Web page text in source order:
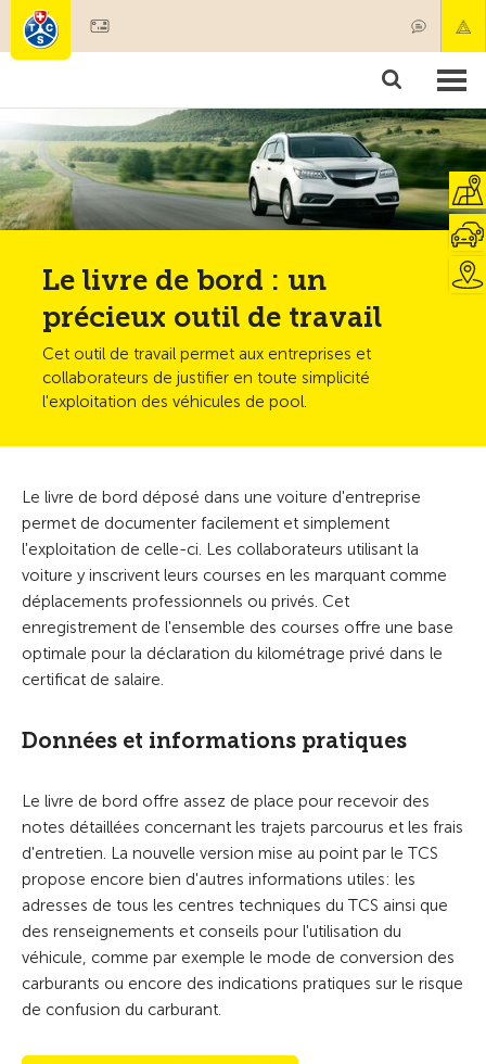
Produits & services
Le livre de bord : un
précieux outil de travail
Cet outil de travail permet aux entreprises et
collaborateurs de justifier en toute simplicité
l'exploitation des véhicules de pool.
Le livre de bord déposé dans une voiture d'entreprise
permet de documenter facilement et simplement
l'exploitation de celle-ci. Les collaborateurs utilisant la
voiture y inscrivent leurs courses en les marquant comme
déplacements professionnels ou privés. Cet
enregistrement de l'ensemble des courses offre une base
optimale pour la déclaration du kilométrage privé dans le
certificat de salaire.
Données et informations pratiques
Le livre de bord offre assez de place pour recevoir des
notes détaillées concernant les trajets parcourus et les frais
d'entretien. La nouvelle version mise au point par le TCS
propose encore bien d'autres informations utiles: les
adresses de tous les centres techniques du TCS ainsi que
des renseignements et conseils pour l'utilisation du
véhicule, comme par exemple le mode de conversion des
carburants ou encore des indications pratiques sur le risque
de confusion du carburant.